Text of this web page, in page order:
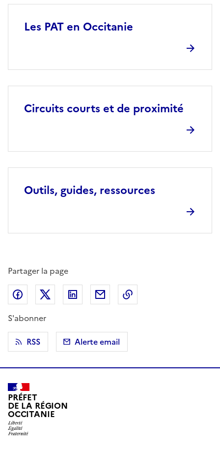
Les PAT en Occitanie
Circuits courts et de proximité
Outils, guides, ressources
Partager la page
Partager sur Facebook
Partager sur X (anciennement Twitter)
Partager sur LinkedIn
Partager par email
S'abonner
RSS
Alerte email
PRÉFET
DE LA RÉGION
OCCITANIE